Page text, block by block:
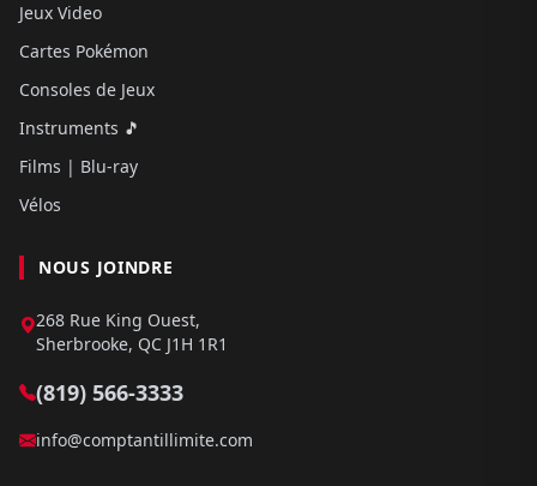
Jeux Video
Cartes Pokémon
Consoles de Jeux
Instruments 🎵
Films | Blu-ray
Vélos
NOUS JOINDRE
268 Rue King Ouest,
Sherbrooke, QC J1H 1R1
(819) 566-3333
info@comptantillimite.com